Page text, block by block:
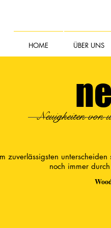
HOME ÜBER UNS
Neuigkeiten von
zuverlässigsten
noch immer